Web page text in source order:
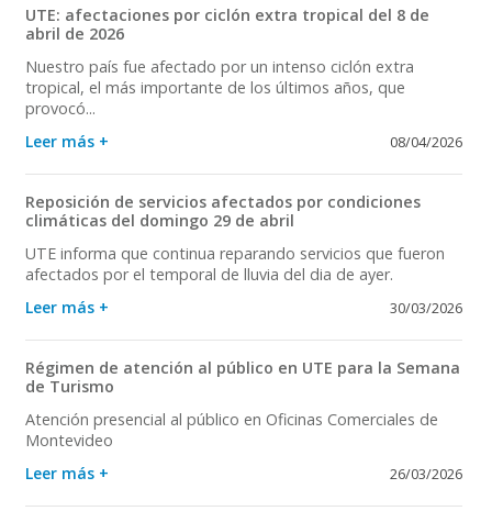
UTE: afectaciones por ciclón extra tropical del 8 de
abril de 2026
Nuestro país fue afectado por un intenso ciclón extra
tropical, el más importante de los últimos años, que
provocó...
Leer más +
08/04/2026
Reposición de servicios afectados por condiciones
climáticas del domingo 29 de abril
UTE informa que continua reparando servicios que fueron
afectados por el temporal de lluvia del dia de ayer.
Leer más +
30/03/2026
Régimen de atención al público en UTE para la Semana
de Turismo
Atención presencial al público en Oficinas Comerciales de
Montevideo
Leer más +
26/03/2026